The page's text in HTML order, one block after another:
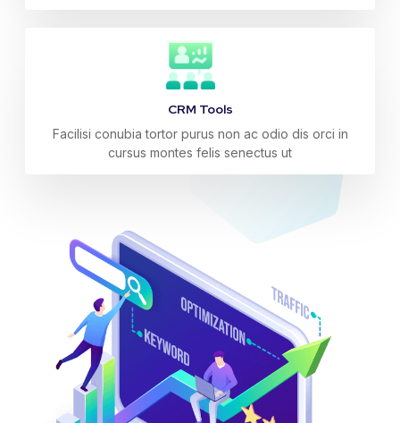
CRM Tools
Facilisi conubia tortor purus non ac odio dis orci in
cursus montes felis senectus ut